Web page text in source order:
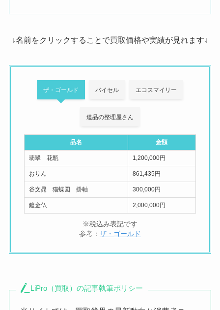
↓名前をクリックすることで買取価格や実績が見れます↓
ザ・ゴールド バイセル エコスマイリー
遺品の整理屋さん
品名 金額
翡翠 花瓶 1,200,000円
おりん 861,435円
谷文晁 猫蝶図 掛軸 300,000円
鍍金仏 2,000,000円
※税込み表記です
参考： ザ・ゴールド
LiPro（買取）の記事執筆ポリシー